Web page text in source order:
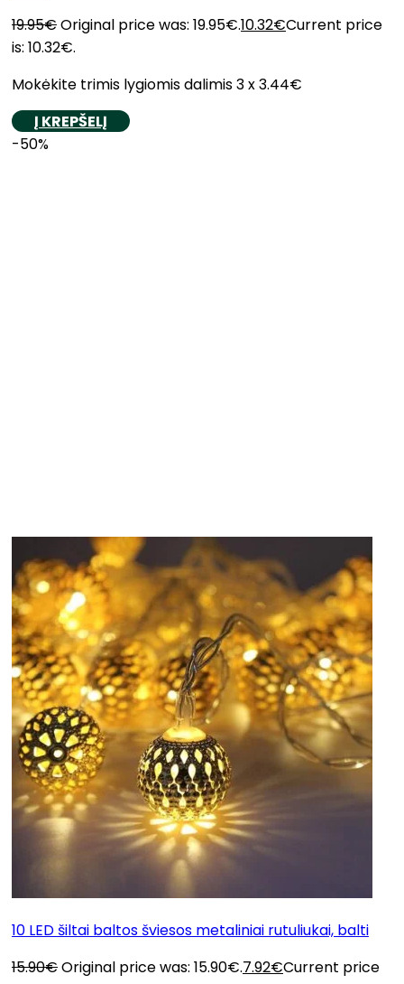
19.95€Original price was: 19.95€.10.32€Current price
is: 10.32€.
Mokėkite trimis lygiomis dalimis 3 x 3.44€
Į KREPŠELĮ
-50%
10 LED šiltai baltos šviesos metaliniai rutuliukai, balti
15.90€Original price was: 15.90€.7.92€Current price